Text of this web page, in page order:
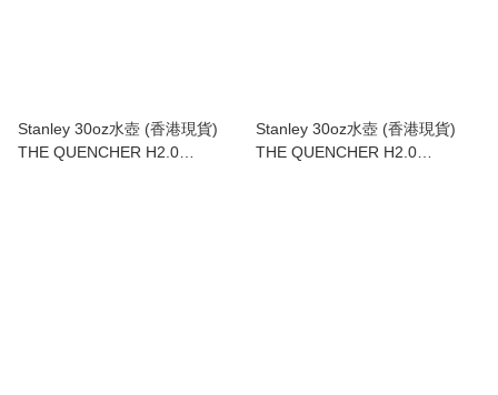
Stanley 30oz水壺 (香港現貨)
THE QUENCHER H2.0
Stanley 30oz水壺 (香港現貨)
THE QUENCHER H2.0